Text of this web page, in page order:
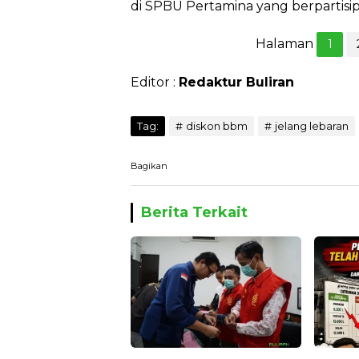
di SPBU Pertamina yang
Halaman 1
Editor : Redaktur Buliran
Tag: diskon bbm jelang lebaran
Bagikan
Berita Terkait